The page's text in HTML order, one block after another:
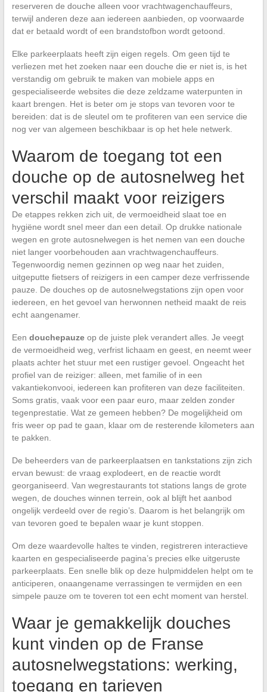
reserveren de douche alleen voor vrachtwagenchauffeurs,
terwijl anderen deze aan iedereen aanbieden, op voorwaarde
dat er betaald wordt of een brandstofbon wordt getoond.
Elke parkeerplaats heeft zijn eigen regels. Om geen tijd te
verliezen met het zoeken naar een douche die er niet is, is het
verstandig om gebruik te maken van mobiele apps en
gespecialiseerde websites die deze zeldzame waterpunten in
kaart brengen. Het is beter om je stops van tevoren voor te
bereiden: dat is de sleutel om te profiteren van een service die
nog ver van algemeen beschikbaar is op het hele netwerk.
Waarom de toegang tot een
douche op de autosnelweg het
verschil maakt voor reizigers
De etappes rekken zich uit, de vermoeidheid slaat toe en
hygiëne wordt snel meer dan een detail. Op drukke nationale
wegen en grote autosnelwegen is het nemen van een douche
niet langer voorbehouden aan vrachtwagenchauffeurs.
Tegenwoordig nemen gezinnen op weg naar het zuiden,
uitgeputte fietsers of reizigers in een camper deze verfrissende
pauze. De douches op de autosnelwegstations zijn open voor
iedereen, en het gevoel van herwonnen netheid maakt de reis
echt aangenamer.
Een douchepauzeop de juiste plek verandert alles. Je veegt
de vermoeidheid weg, verfrist lichaam en geest, en neemt weer
plaats achter het stuur met een rustiger gevoel. Ongeacht het
profiel van de reiziger: alleen, met familie of in een
vakantiekonvooi, iedereen kan profiteren van deze faciliteiten.
Soms gratis, vaak voor een paar euro, maar zelden zonder
tegenprestatie. Wat ze gemeen hebben? De mogelijkheid om
fris weer op pad te gaan, klaar om de resterende kilometers aan
te pakken.
De beheerders van de parkeerplaatsen en tankstations zijn zich
ervan bewust: de vraag explodeert, en de reactie wordt
georganiseerd. Van wegrestaurants tot stations langs de grote
wegen, de douches winnen terrein, ook al blijft het aanbod
ongelijk verdeeld over de regio’s. Daarom is het belangrijk om
van tevoren goed te bepalen waar je kunt stoppen.
Om deze waardevolle haltes te vinden, registreren interactieve
kaarten en gespecialiseerde pagina’s precies elke uitgeruste
parkeerplaats. Een snelle blik op deze hulpmiddelen helpt om te
anticiperen, onaangename verrassingen te vermijden en een
simpele pauze om te toveren tot een echt moment van herstel.
Waar je gemakkelijk douches
kunt vinden op de Franse
autosnelwegstations: werking,
toegang en tarieven